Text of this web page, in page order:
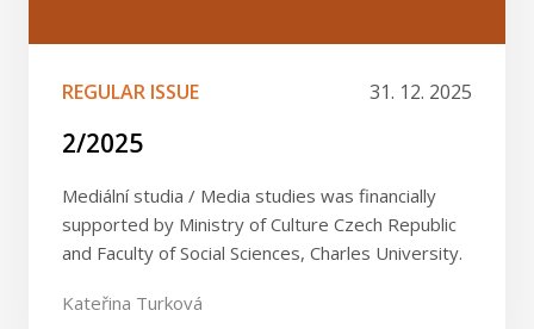
REGULAR ISSUE 31. 12. 2025
2/2025
Mediální studia / Media studies was financially
supported by Ministry of Culture Czech Republic
and Faculty of Social Sciences, Charles University.
Kateřina Turková